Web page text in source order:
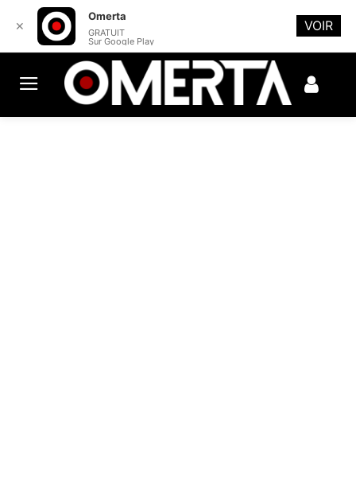
✕
Omerta
GRATUIT
Sur Google Play
VOIR